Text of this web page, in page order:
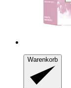
Warenkorb